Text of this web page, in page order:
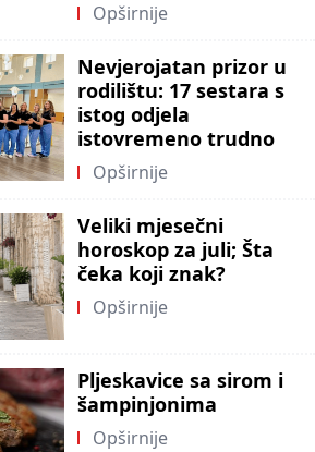
Opširnije
Nevjerojatan prizor u
rodilištu: 17 sestara s
istog odjela
istovremeno trudno
Opširnije
Veliki mjesečni
horoskop za juli; Šta
čeka koji znak?
Opširnije
Pljeskavice sa sirom i
šampinjonima
Opširnije